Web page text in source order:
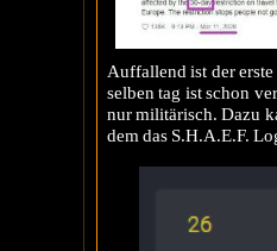
Auffallend ist der
selben tag ist schon
nur militärisch. Dazu
dem das S.H.A.E.F.